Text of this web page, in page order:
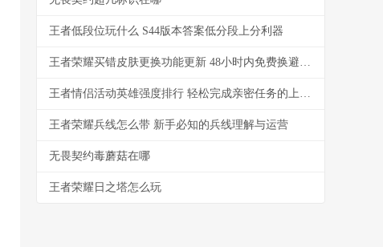
王者低段位玩什么 S44版本答案低分段上分利器
王者荣耀买错皮肤更换功能更新 48小时内免费换避免冲动消费
王者情侣活动英雄强度排行 轻松完成亲密任务的上分组合
王者荣耀兵线怎么带 新手必知的兵线理解与运营
无畏契约毒蘑菇在哪
王者荣耀日之塔怎么玩